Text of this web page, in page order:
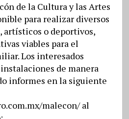
de la Cultura y las Artes
para realizar diversos
artísticos o deportivos,
viables para el
Los interesados
de manera
informes en la siguiente
malecon/ al